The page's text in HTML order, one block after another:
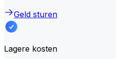
Geld sturen
Lagere kosten